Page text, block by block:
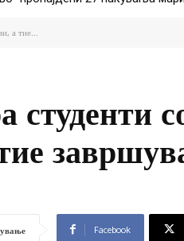
а тие...
студенти
Facebook